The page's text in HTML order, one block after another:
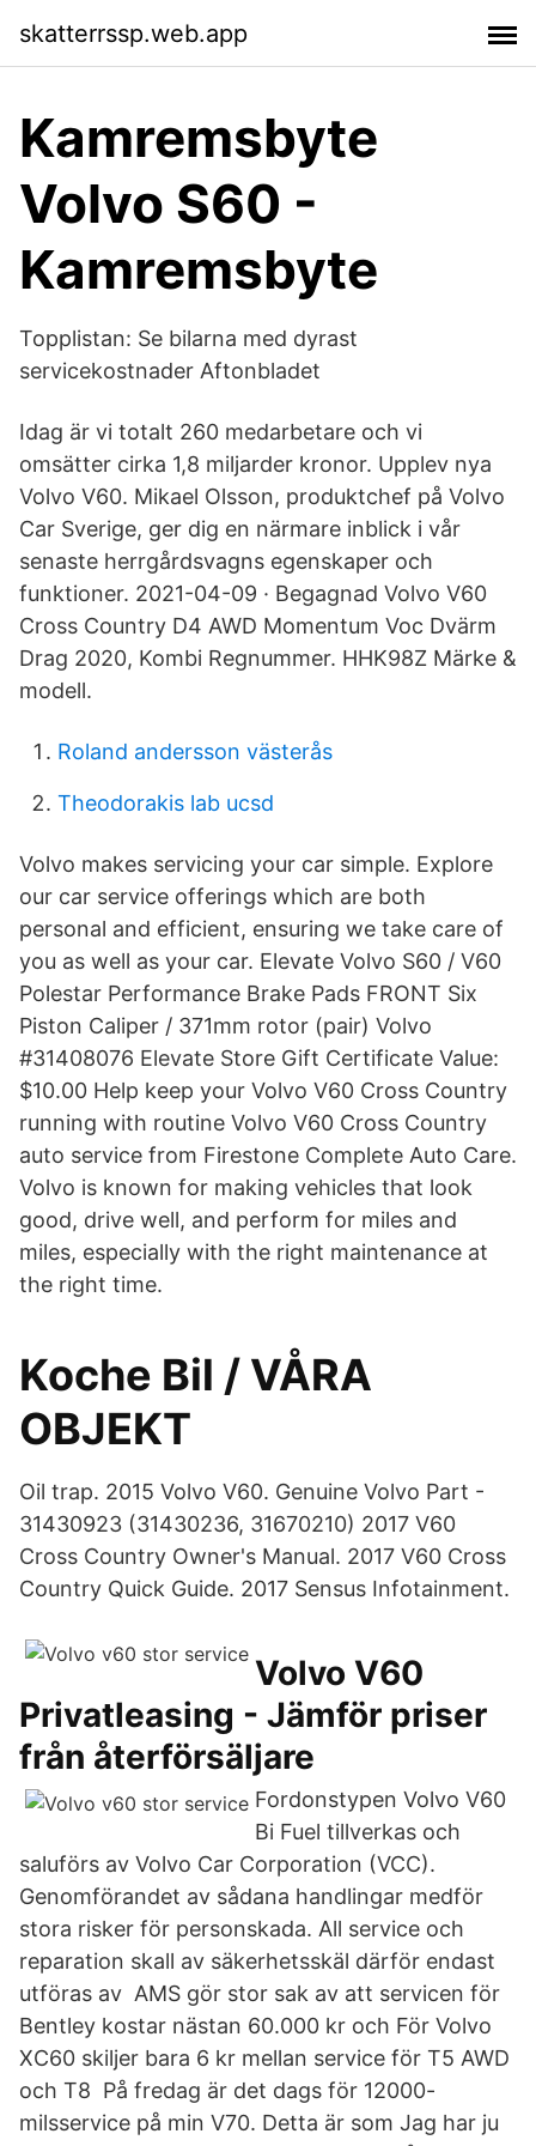
skatterrssp.web.app
Kamremsbyte
Volvo S60 -
Kamremsbyte
Topplistan: Se bilarna med dyrast
servicekostnader Aftonbladet
Idag är vi totalt 260 medarbetare och vi
omsätter cirka 1,8 miljarder kronor. Upplev nya
Volvo V60. Mikael Olsson, produktchef på Volvo
Car Sverige, ger dig en närmare inblick i vår
senaste herrgårdsvagns egenskaper och
funktioner. 2021-04-09 · Begagnad Volvo V60
Cross Country D4 AWD Momentum Voc Dvärm
Drag 2020, Kombi Regnummer. HHK98Z Märke &
modell.
Roland andersson västerås
Theodorakis lab ucsd
Volvo makes servicing your car simple. Explore
our car service offerings which are both
personal and efficient, ensuring we take care of
you as well as your car. Elevate Volvo S60 / V60
Polestar Performance Brake Pads FRONT Six
Piston Caliper / 371mm rotor (pair) Volvo
#31408076 Elevate Store Gift Certificate Value:
$10.00 Help keep your Volvo V60 Cross Country
running with routine Volvo V60 Cross Country
auto service from Firestone Complete Auto Care.
Volvo is known for making vehicles that look
good, drive well, and perform for miles and
miles, especially with the right maintenance at
the right time.
Koche Bil / VÅRA
OBJEKT
Oil trap. 2015 Volvo V60. Genuine Volvo Part -
31430923 (31430236, 31670210) 2017 V60
Cross Country Owner's Manual. 2017 V60 Cross
Country Quick Guide. 2017 Sensus Infotainment.
Volvo V60
Privatleasing - Jämför priser
från återförsäljare
Fordonstypen Volvo V60
Bi Fuel tillverkas och
saluförs av Volvo Car Corporation (VCC).
Genomförandet av sådana handlingar medför
stora risker för personskada. All service och
reparation skall av säkerhetsskäl därför endast
utföras av AMS gör stor sak av att servicen för
Bentley kostar nästan 60.000 kr och För Volvo
XC60 skiljer bara 6 kr mellan service för T5 AWD
och T8 På fredag är det dags för 12000-
milsservice på min V70. Detta är som Jag har ju